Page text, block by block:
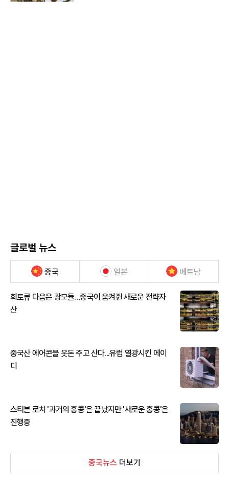
글로벌 뉴스
중국 일본 베트남
희토류 다음은 광모듈…중국이 움켜쥔 새로운 전략자
산
중국산 에어콘을 웃돈 주고 산다...유럽 열광시킨 메이
디
스티븐 로치 '과거의 홍콩'은 끝났지만 '새로운 홍콩'은
진행중
중국뉴스 더보기